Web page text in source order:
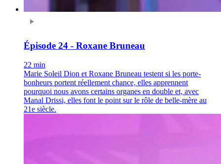
Épisode 24 - Roxane Bruneau
22 min
Marie Soleil Dion et Roxane Bruneau testent si les porte-
bonheurs portent réellement chance, elles apprennent
pourquoi nous avons certains organes en double et, avec
Manal Drissi, elles font le point sur le rôle de belle-mère au
21e siècle.